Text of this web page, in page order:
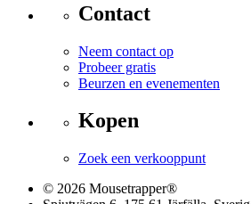
Contact
Neem contact op
Probeer gratis
Beurzen en evenementen
Kopen
Zoek een verkooppunt
© 2026 Mousetrapper®